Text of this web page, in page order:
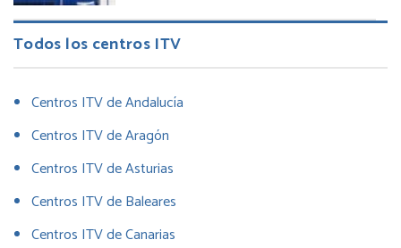
Todos los centros ITV
Centros ITV de Andalucía
Centros ITV de Aragón
Centros ITV de Asturias
Centros ITV de Baleares
Centros ITV de Canarias